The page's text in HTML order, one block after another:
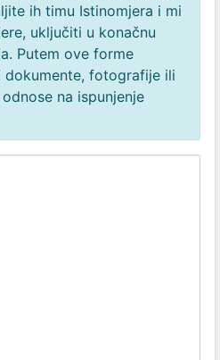
ih timu Istinomjera i mi
uključiti u konačnu
Putem ove forme
dokumente, fotografije ili
na ispunjenje